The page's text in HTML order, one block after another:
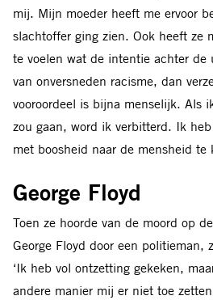
mij. Mijn moeder heeft me ervoor
slachtoffer ging zien. Ook heeft ze
te voelen wat de intentie achter de
van onversneden racisme, dan
vooroordeel is bijna menselijk. Als
zou gaan, word ik verbitterd. Ik
met boosheid naar de mensheid te
George Floyd
Toen ze hoorde van de moord op
George Floyd door een politieman,
‘Ik heb vol ontzetting gekeken,
andere manier mij er niet toe